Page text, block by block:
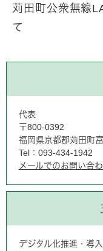
苅田町公衆無線
て
代表
〒800-0392
福岡県京都郡苅田町
Tel：093-434-1942
メールでのお問い合
デジタル化推進・導